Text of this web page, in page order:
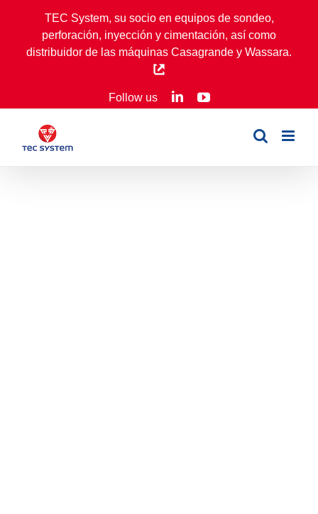
content
TEC System, su socio en equipos de sondeo,
perforación, inyección y cimentación, así como
distribuidor de las máquinas Casagrande y Wassara.
Follow us LinkedInYouTube